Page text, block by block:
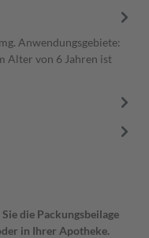
Anwendungsgebiete:
Alter von 6 Jahren ist
die Packungsbeilage
in Ihrer Apotheke.